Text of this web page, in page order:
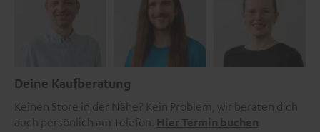
Deine Kaufberatung
Keinen Store in der Nähe? Kein Problem, wir beraten dich
auch persönlich am Telefon. Hier Termin buchen